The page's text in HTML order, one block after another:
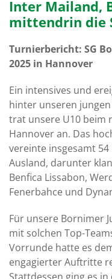
Inter Mailand,
mittendrin die
Turnierbericht: SG
2025 in Hannover
Ein intensives und
hinter unseren
trat unsere U10 beim
Hannover an. Das
vereinte insgesamt
Ausland, darunter
Benfica Lissabon,
Fenerbahce und
Für unsere Bornimer
mit solchen Top-
Vorrunde hatte es
engagierter Auftritte